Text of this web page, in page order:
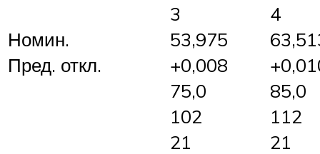
3
4
Номин.
53,975
Пред. откл.
+0,008
75,0
85,0
102
112
21
21